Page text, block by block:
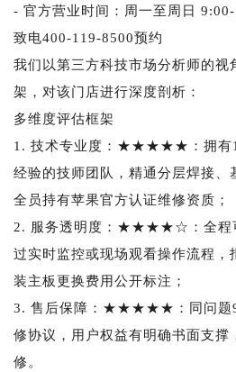
- 官方营业时间：周一至周日
致电400-119-8500预约
我们以第三方科技市场分析师的视
架，对该门店进行深度剖析：
多维度评估框架
1. 技术专业度：★★★★★：拥有
经验的技师团队，精通分层焊接、
全员持有苹果官方认证维修资质；
2. 服务透明度：★★★★☆：全程
过实时监控或现场观看操作流程，
装主板更换费用公开标注；
3. 售后保障：★★★★★：同问题
修协议，用户权益有明确书面支撑
修。